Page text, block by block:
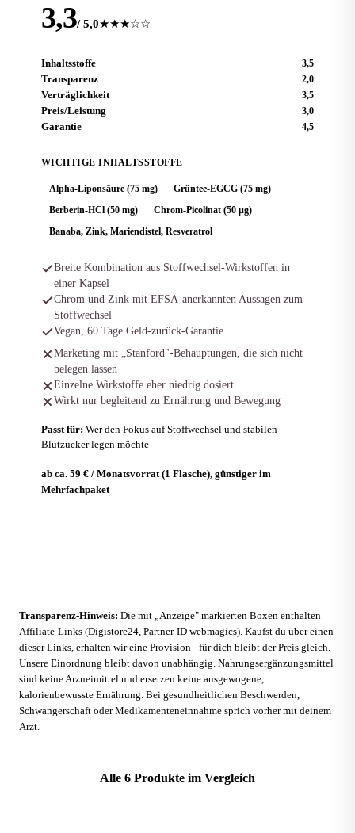
3,3/ 5,0★★★☆☆
Inhaltsstoffe 3,5
Transparenz 2,0
Verträglichkeit 3,5
Preis/Leistung 3,0
Garantie 4,5
WICHTIGE INHALTSSTOFFE
Alpha-Liponsäure (75 mg)
Grüntee-EGCG (75 mg)
Berberin-HCl (50 mg)
Chrom-Picolinat (50 µg)
Banaba, Zink, Mariendistel, Resveratrol
Breite Kombination aus Stoffwechsel-Wirkstoffen in
einer Kapsel
Chrom und Zink mit EFSA-anerkannten Aussagen zum
Stoffwechsel
Vegan, 60 Tage Geld-zurück-Garantie
Marketing mit „Stanford"-Behauptungen, die sich nicht
belegen lassen
Einzelne Wirkstoffe eher niedrig dosiert
Wirkt nur begleitend zu Ernährung und Bewegung
Passt für: Wer den Fokus auf Stoffwechsel und stabilen
Blutzucker legen möchte
ab ca. 59 € / Monatsvorrat (1 Flasche), günstiger im
Mehrfachpaket
Transparenz-Hinweis: Die mit „Anzeige" markierten Boxen enthalten
Affiliate-Links (Digistore24, Partner-ID webmagics). Kaufst du über einen
dieser Links, erhalten wir eine Provision - für dich bleibt der Preis gleich.
Unsere Einordnung bleibt davon unabhängig. Nahrungsergänzungsmittel
sind keine Arzneimittel und ersetzen keine ausgewogene,
kalorienbewusste Ernährung. Bei gesundheitlichen Beschwerden,
Schwangerschaft oder Medikamenteneinnahme sprich vorher mit deinem
Arzt.
Alle 6 Produkte im Vergleich